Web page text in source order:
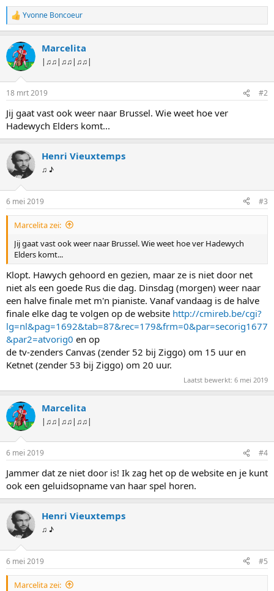
W
a
r
d
e
n
e
n
:
Yvonne Boncoeur
Marcelita
|♫♫|♫♫|♫♫|
18 mrt 2019 #2
Jij gaat vast ook weer naar Brussel. Wie weet hoe ver
Hadewych Elders komt...
Henri Vieuxtemps
♫ ♪
6 mei 2019 #3
Marcelita zei:
Jij gaat vast ook weer naar Brussel. Wie weet hoe ver Hadewych
Elders komt...
Klopt. Hawych gehoord en gezien, maar ze is niet door net
niet als een goede Rus die dag. Dinsdag (morgen) weer naar
een halve finale met m'n pianiste. Vanaf vandaag is de halve
finale elke dag te volgen op de website http://cmireb.be/cgi?
lg=nl&pag=1692&tab=87&rec=179&frm=0&par=secorig1677
&par2=atvorig0 en op
de tv-zenders Canvas (zender 52 bij Ziggo) om 15 uur en
Ketnet (zender 53 bij Ziggo) om 20 uur.
Laatst bewerkt: 6 mei 2019
Marcelita
|♫♫|♫♫|♫♫|
6 mei 2019 #4
Jammer dat ze niet door is! Ik zag het op de website en je kunt
ook een geluidsopname van haar spel horen.
Henri Vieuxtemps
♫ ♪
6 mei 2019 #5
Marcelita zei: